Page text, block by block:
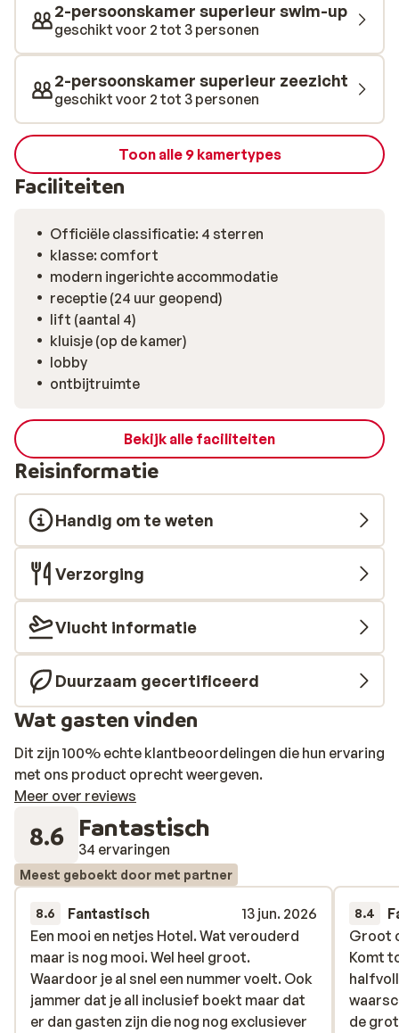
feestje om hier te dineren. Naast een hoofdrestaurant,
waar uitstekende en uitgebreide buffetten zijn
uitgestald, zijn er ook een aantal
specialiteitenrestaurants, zoals een Italiaan en een
‘haute cuisine’ à la carte restaurant. Verder vindt er één
keer per week een gezellig tuindiner plaats.
2-persoonskamer superieur swim-up
geschikt voor 2 tot 3 personen
2-persoonskamer superieur zeezicht
geschikt voor 2 tot 3 personen
Toon alle 9 kamertypes
Faciliteiten
Officiële classificatie: 4 sterren
klasse: comfort
modern ingerichte accommodatie
receptie (24 uur geopend)
lift (aantal 4)
kluisje (op de kamer)
lobby
ontbijtruimte
Bekijk alle faciliteiten
Reisinformatie
Handig om te weten
Verzorging
Vlucht informatie
Duurzaam gecertificeerd
Wat gasten vinden
Dit zijn 100% echte klantbeoordelingen die hun ervaring
met ons product oprecht weergeven.
Meer over reviews
8.6 Fantastisch
34 ervaringen
Meest geboekt door met partner
8.6 Fantastisch
13 jun. 2026
Een mooi en netjes Hotel. Wat verouderd
maar is nog mooi. Wel heel groot.
Waardoor je al snel een nummer voelt. Ook
jammer dat je all inclusief boekt maar dat
er dan gasten zijn die nog nog exclusiever
Een mooi en netjes Hotel. Wat verouderd
maar is nog mooi. Wel heel groot.
Waardoor je al snel een nummer voelt. Ook
jammer dat je all inclusief boekt maar dat
er dan gasten zijn die nog nog exclusiever
8.4
Groot
Komt
de
Groot
Komt
de